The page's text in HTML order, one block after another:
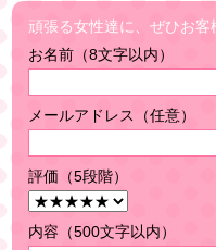
頑張る女性達に、ぜひお
お名前（8文字以内）
メールアドレス（任意）
評価（5段階）
内容（500文字以内）